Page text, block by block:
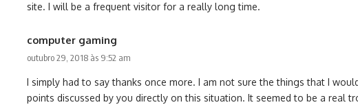
site. I will be a frequent visitor for a really long time.
computer gaming
outubro 29, 2018 às 9:52 am
I simply had to say thanks once more. I am not sure the things that I
points discussed by you directly on this situation. It seemed to be a real